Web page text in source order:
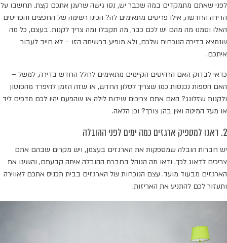
לפני שאתם מתמקדים במה שכבר יש, נסו גישה שרענן אתכם קצת. תחשבו על
הדירה החדשה, אילו פריטים מתאימים לה? הכינו רשימה של החפצים והפריטים
האלו וסמנו מה מהם יש לכם כבר, מה תקבלו ומה צריך לקנות. בעצם, כל מה
שנמצא בדירה הנוכחית שלכם, ולא מופיע ברשימה הזו – לא חייב לעבור
איתכם.
כדאי לבדוק האם הרהיטים הקיימים מתאימים לחלל החדש בדירה, למשל –
האם הספות נכנסות כמו שצריך לסלון החדש, או שזה הזמן להיפרד מהפוטון
ולקנות שזלונג? האם אתם צריכים שידות לילה או שהפעם יהיו לכם מדפים ליד
או מעל המיטה ואין בהן צורך? וכן הלאה.
2. דאגו למספיק ארגזים כמה ימים לפני ההובלה
יש חברות הובלה שמספקות את הארגזים בעצמן, ויש מקרים שבהם אתם
צריכים לדאוג לכך. ודאו מה הנוהל בחברת ההובלה איתה קבעתם, והשיגו את
הארגזים מבעוד מועד. עצם הנוכחות של הארגזים בבית תכניס אתכם לאווירה
ותעזור לכם להתניע את האריזות.